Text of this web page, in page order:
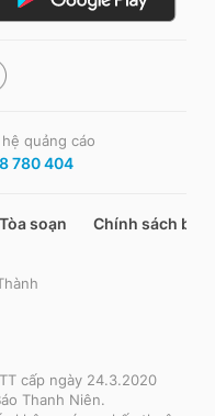
quảng cáo
780 404
Tòa soạn Chính sách bảo
cấp ngày 24.3.2020
Thanh Niên.